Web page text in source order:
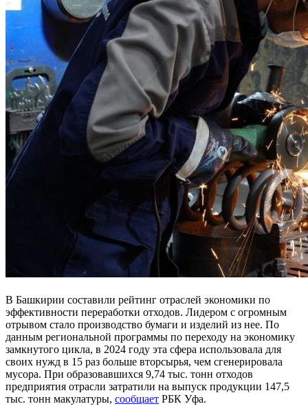
В Башкирии составили рейтинг отраслей экономики по
эффективности переработки отходов. Лидером с огромным
отрывом стало производство бумаги и изделий из нее. По
данным региональной программы по переходу на экономику
замкнутого цикла, в 2024 году эта сфера использовала для
своих нужд в 15 раз больше вторсырья, чем сгенерировала
мусора. При образовавшихся 9,74 тыс. тонн отходов
предприятия отрасли затратили на выпуск продукции 147,5
тыс. тонн макулатуры, сообщает РБК Уфа.